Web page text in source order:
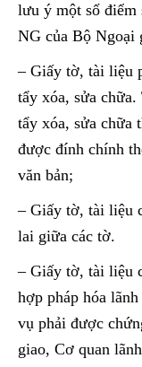
lưu ý một số điểm
NG của Bộ Ngoại
– Giấy tờ, tài liệu
tẩy xóa, sửa
tẩy xóa, sửa chữa
được đính chính
văn bản;
– Giấy tờ, tài liệu
lai giữa các tờ.
– Giấy tờ, tài liệu
hợp pháp hóa
vụ phải được
giao, Cơ quan